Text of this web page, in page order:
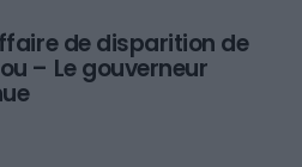
de disparition de
– Le gouverneur